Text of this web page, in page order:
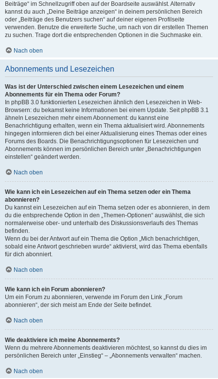
Beiträge“ im Schnellzugriff oben auf der Boardseite auswählst. Alternativ
kannst du auch „Deine Beiträge anzeigen“ in deinem persönlichen Bereich
oder „Beiträge des Benutzers suchen“ auf deiner eigenen Profilseite
verwenden. Benutze die erweiterte Suche, um nach von dir erstellen Themen
zu suchen. Trage dort die entsprechenden Optionen in die Suchmaske ein.
Nach oben
Abonnements und Lesezeichen
Was ist der Unterschied zwischen einem Lesezeichen und einem
Abonnements für ein Thema oder Forum?
In phpBB 3.0 funktionierten Lesezeichen ähnlich den Lesezeichen in Web-
Browsern: du bekamst keine Informationen bei einem Update. Seit phpBB 3.1
ähneln Lesezeichen mehr einem Abonnement: du kannst eine
Benachrichtigung erhalten, wenn ein Thema aktualisiert wird. Abonnements
hingegen informieren dich bei einer Aktualisierung eines Themas oder eines
Forums des Boards. Die Benachrichtigungsoptionen für Lesezeichen und
Abonnements können im persönlichen Bereich unter „Benachrichtigungen
einstellen“ geändert werden.
Nach oben
Wie kann ich ein Lesezeichen auf ein Thema setzen oder ein Thema
abonnieren?
Du kannst ein Lesezeichen auf ein Thema setzen oder es abonnieren, in dem
du die entsprechende Option in den „Themen-Optionen“ auswählst, die sich
normalerweise ober- und unterhalb des Diskussionsverlaufs des Themas
befinden.
Wenn du bei der Antwort auf ein Thema die Option „Mich benachrichtigen,
sobald eine Antwort geschrieben wurde“ aktivierst, wird das Thema ebenfalls
für dich abonniert.
Nach oben
Wie kann ich ein Forum abonnieren?
Um ein Forum zu abonnieren, verwende im Forum den Link „Forum
abonnieren“, der sich meist am Ende der Seite befindet.
Nach oben
Wie deaktiviere ich meine Abonnements?
Wenn du mehrere Abonnements deaktivieren möchtest, so kannst du dies im
persönlichen Bereich unter „Einstieg“ – „Abonnements verwalten“ machen.
Nach oben